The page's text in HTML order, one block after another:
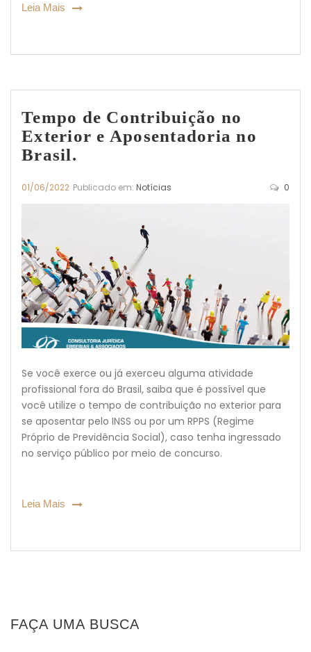
Leia Mais
Tempo de Contribuição no
Exterior e Aposentadoria no
Brasil.
01/06/2022 Publicado em: Notícias 0
Se você exerce ou já exerceu alguma atividade
profissional fora do Brasil, saiba que é possível que
você utilize o tempo de contribuição no exterior para
se aposentar pelo INSS ou por um RPPS (Regime
Próprio de Previdência Social), caso tenha ingressado
no serviço público por meio de concurso.
Leia Mais
FAÇA UMA BUSCA